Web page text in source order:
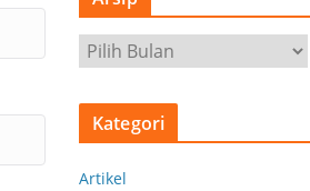
r
s
Kategori
Artikel